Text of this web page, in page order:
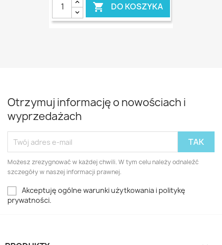
 DO KOSZYKA
Otrzymuj informację o nowościach i
wyprzedażach
Możesz zrezygnować w każdej chwili. W tym celu należy odnaleźć
szczegóły w naszej informacji prawnej.
Akceptuję ogólne warunki użytkowania i politykę
prywatności.